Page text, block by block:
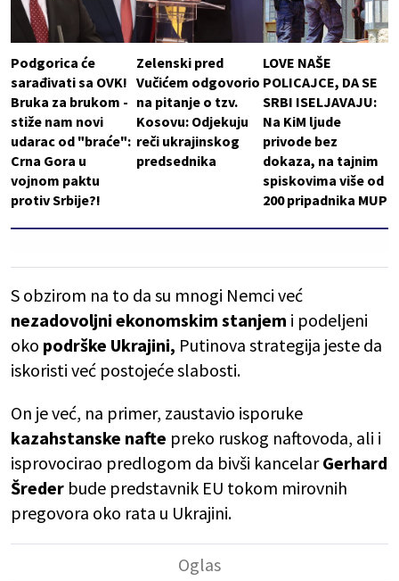
Podgorica će
sarađivati sa OVK!
Bruka za brukom -
stiže nam novi
udarac od "braće":
Crna Gora u
vojnom paktu
protiv Srbije?!
Zelenski pred
Vučićem odgovorio
na pitanje o tzv.
Kosovu: Odjekuju
reči ukrajinskog
predsednika
LOVE NAŠE
POLICAJCE, DA SE
SRBI ISELJAVAJU:
Na KiM ljude
privode bez
dokaza, na tajnim
spiskovima više od
200 pripadnika MUP
S obzirom na to da su mnogi Nemci već
nezadovoljni ekonomskim stanjem i podeljeni
oko podrške Ukrajini, Putinova strategija jeste da
iskoristi već postojeće slabosti.
On je već, na primer, zaustavio isporuke
kazahstanske nafte preko ruskog naftovoda, ali i
isprovocirao predlogom da bivši kancelarGerhard
Šreder bude predstavnik EU tokom mirovnih
pregovora oko rata u Ukrajini.